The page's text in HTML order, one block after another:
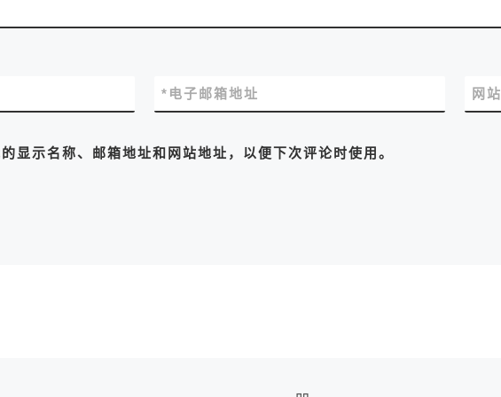
电子邮箱地址
* 网
显示名称、邮箱地址和网站地址，以便下次评论时使用。